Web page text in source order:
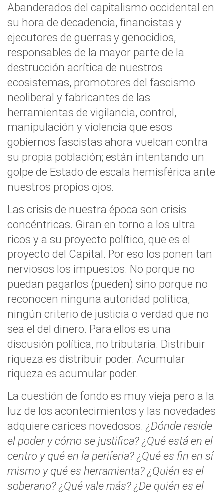
Abanderados del capitalismo occidental en
su hora de decadencia, financistas y
ejecutores de guerras y genocidios,
responsables de la mayor parte de la
destrucción acrítica de nuestros
ecosistemas, promotores del fascismo
neoliberal y fabricantes de las
herramientas de vigilancia, control,
manipulación y violencia que esos
gobiernos fascistas ahora vuelcan contra
su propia población; están intentando un
golpe de Estado de escala hemisférica ante
nuestros propios ojos.
Las crisis de nuestra época son crisis
concéntricas. Giran en torno a los ultra
ricos y a su proyecto político, que es el
proyecto del Capital. Por eso los ponen tan
nerviosos los impuestos. No porque no
puedan pagarlos (pueden) sino porque no
reconocen ninguna autoridad política,
ningún criterio de justicia o verdad que no
sea el del dinero. Para ellos es una
discusión política, no tributaria. Distribuir
riqueza es distribuir poder. Acumular
riqueza es acumular poder.
La cuestión de fondo es muy vieja pero a la
luz de los acontecimientos y las novedades
adquiere carices novedosos. ¿Dónde reside
el poder y cómo se justifica? ¿Qué está en el
centro y qué en la periferia? ¿Qué es fin en sí
mismo y qué es herramienta? ¿Quién es el
soberano? ¿Qué vale más? ¿De quién es el